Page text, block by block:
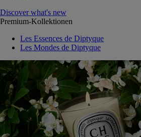
Discover what's new
Premium-Kollektionen
Les Essences de Diptyque
Les Mondes de Diptyque